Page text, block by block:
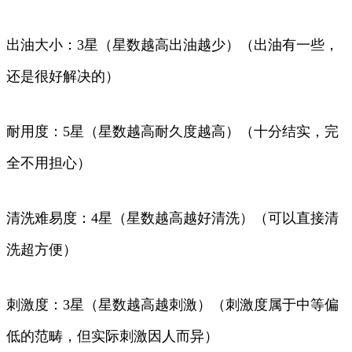
出油大小：3星（星数越高出油越少）（出油有一些，
还是很好解决的）
耐用度：5星（星数越高耐久度越高）（十分结实，完
全不用担心）
清洗难易度：4星（星数越高越好清洗）（可以直接清
洗超方便）
刺激度：3星（星数越高越刺激）（刺激度属于中等偏
低的范畴，但实际刺激因人而异）